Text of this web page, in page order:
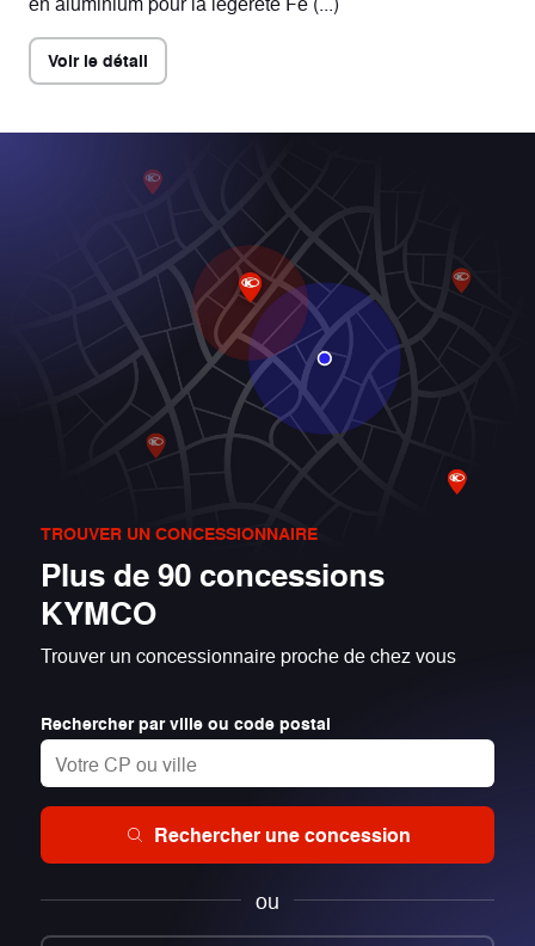
Voir le détail
TROUVER UN CONCESSIONNAIRE
Plus de 90 concessions
KYMCO
Trouver un concessionnaire proche de chez vous
Rechercher par ville ou code postal
Rechercher une concession
ou